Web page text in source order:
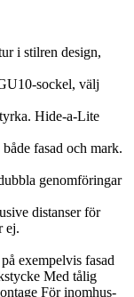
i stilren design,
sockel, välj
Hide-a-Lite
fasad och mark.
genomföringar
distanser för
ej.
exempelvis fasad
Med tålig
För inomhus-